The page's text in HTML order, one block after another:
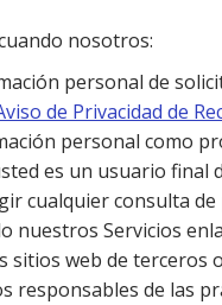
nosotros:
personal de
de Privacidad de
personal como
es un usuario final
cualquier consulta de
nuestros Servicios
sitios web de terceros
responsables de las